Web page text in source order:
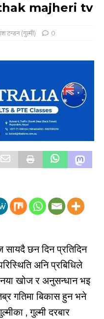
majheri tv
टन्डन (गुल्मी) 0
सायदै छन दिन प्रतिदिन
अनि प्रबिधिले
खोज र अनुसन्धान भइ
गतिमा बिकास हुन भने
, गुल्मी दरबार